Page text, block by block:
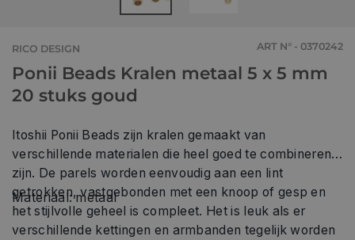
RICO DESIGN ART N° - 0370242
Ponii Beads Kralen metaal 5 x 5 mm
20 stuks goud
Itoshii Ponii Beads zijn kralen gemaakt van
verschillende materialen die heel goed te combineren
zijn. De parels worden eenvoudig aan een lint
getrokken, vastgebonden met een knoop of gesp en
het stijlvolle geheel is compleet. Het is leuk als er
verschillende kettingen en armbanden tegelijk worden
Materiaal: metaal